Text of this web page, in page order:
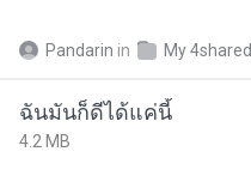
Pandarin in My 4shared
ฉันมันก็ดีได้แค่นี้
4.2 MB